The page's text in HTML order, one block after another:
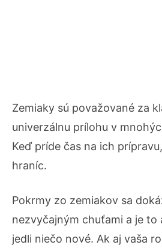
Zemiaky sú považované za
univerzálnu prílohu v
Keď príde čas na ich
hraníc.
Pokrmy zo zemiakov sa
nezvyčajným chuťami a je to
jedli niečo nové. Ak aj vaša